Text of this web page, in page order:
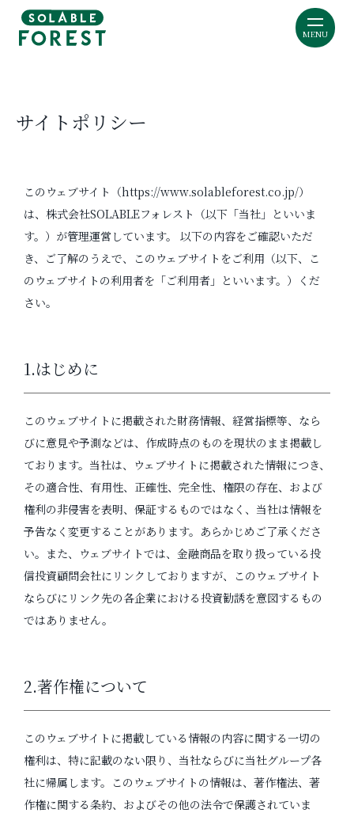
MENU
サイトポリシー
このウェブサイト（https://www.solableforest.co.jp/）
は、株式会社SOLABLEフォレスト（以下「当社」といいま
す。）が管理運営しています。 以下の内容をご確認いただ
き、ご了解のうえで、このウェブサイトをご利用（以下、こ
のウェブサイトの利用者を「ご利用者」といいます。）くだ
さい。
1.はじめに
このウェブサイトに掲載された財務情報、経営指標等、なら
びに意見や予測などは、作成時点のものを現状のまま掲載し
ております。当社は、ウェブサイトに掲載された情報につき、
その適合性、有用性、正確性、完全性、権限の存在、および
権利の非侵害を表明、保証するものではなく、当社は情報を
予告なく変更することがあります。あらかじめご了承くださ
い。また、ウェブサイトでは、金融商品を取り扱っている投
信投資顧問会社にリンクしておりますが、このウェブサイト
ならびにリンク先の各企業における投資勧誘を意図するもの
ではありません。
2.著作権について
このウェブサイトに掲載している情報の内容に関する一切の
権利は、特に記載のない限り、当社ならびに当社グループ各
社に帰属します。このウェブサイトの情報は、著作権法、著
作権に関する条約、およびその他の法令で保護されていま